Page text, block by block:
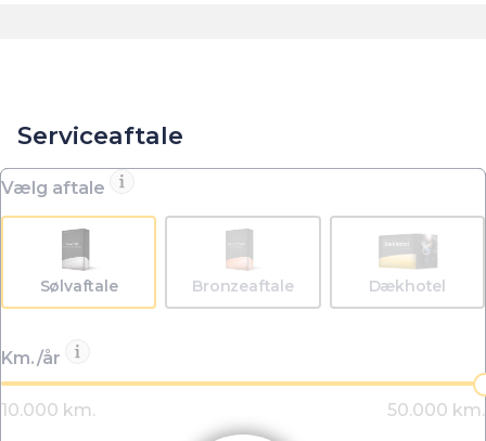
Serviceaftale
Vælg aftale
Sølvaftale Bronzeaftale Dækhotel
Km./år